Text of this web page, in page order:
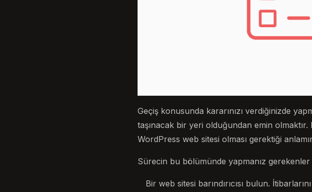
Geçiş konusunda kararınızı verdiğinizde
taşınacak bir yeri olduğundan emin
WordPress web sitesi olması gerektiği
Sürecin bu bölümünde yapmanız gerekenler
Bir web sitesi barındırıcısı bulun.